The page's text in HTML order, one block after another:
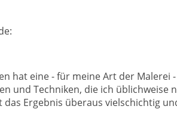
hat eine - für meine Art der Malerei
und Techniken, die ich üblichweise
das Ergebnis überaus vielschichtig